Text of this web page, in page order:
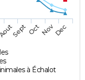
à Échalot
Sept OctNovDec